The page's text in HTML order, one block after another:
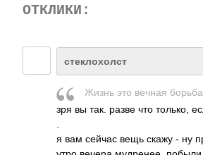
ОТКЛИКИ:
стеклохолст
Жизнь это вечная
зря вы так. разве что только,
.
я вам сейчас вещь скажу - ну